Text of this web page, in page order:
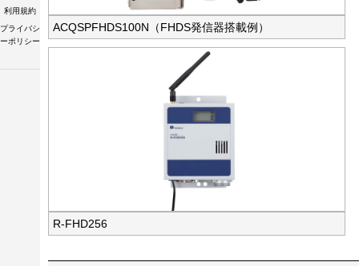
利用規約
プライバシ
ーポリシー
ACQSPFHDS100N（FHDS発信器搭載例）
R-FHD256